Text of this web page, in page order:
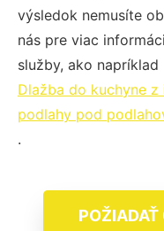
výsledok nemusíte
nás pre viac
služby, ako napríklad
Dlažba do kuchyne
podlahy pod
.
POŽIADAŤ